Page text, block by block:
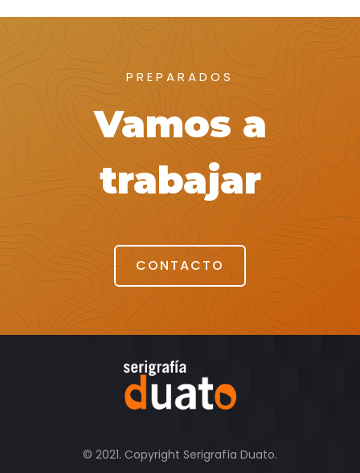
PREPARADOS
Vamos a
trabajar
CONTACTO
© 2021. Copyright Serigrafía Duato.